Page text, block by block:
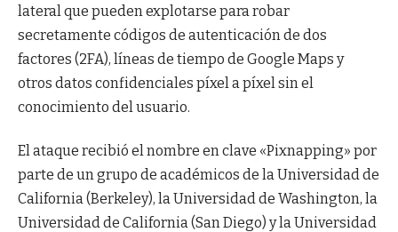
lateral que pueden explotarse para robar
secretamente códigos de autenticación de dos
factores (2FA), líneas de tiempo de Google Maps y
otros datos confidenciales píxel a píxel sin el
conocimiento del usuario.
El ataque recibió el nombre en clave «Pixnapping» por
parte de un grupo de académicos de la Universidad de
California (Berkeley), la Universidad de Washington, la
Universidad de California (San Diego) y la Universidad